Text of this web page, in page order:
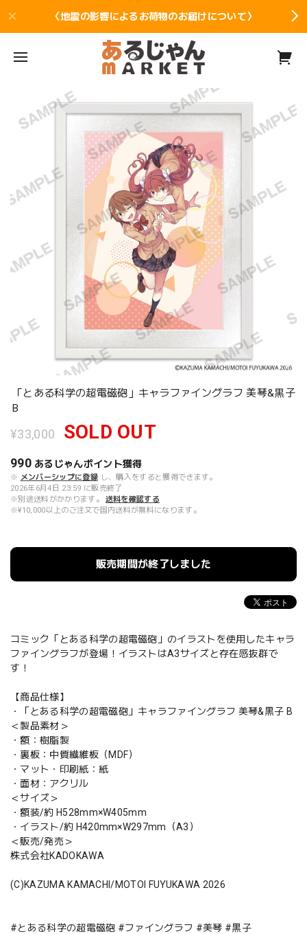
〈地震の影響によるお荷物のお届けについて〉
「とある科学の超電磁砲」キャラファイングラフ 美琴&黒子
B
¥33,000 SOLD OUT
990 あるじゃんポイント獲得
※ メンバーシップに登録 し、購入をすると獲得できます。
2026年6月4日 23:59 に販売終了
※別途送料がかかります。
送料を確認する
※¥10,000以上のご注文で国内送料が無料になります。
販売期間が終了しました
コミック「とある科学の超電磁砲」のイラストを使用したキャラ
ファイングラフが登場！イラストはA3サイズと存在感抜群で
す！
【商品仕様】
・「とある科学の超電磁砲」キャラファイングラフ 美琴&黒子 B
＜製品素材＞
・額：樹脂製
・裏板：中質繊維板（MDF）
・マット・印刷紙：紙
・面材：アクリル
＜サイズ＞
・額装/約 H528mm×W405mm
・イラスト/約 H420mm×W297mm（A3）
＜販売/発売＞
株式会社KADOKAWA
(C)KAZUMA KAMACHI/MOTOI FUYUKAWA 2026
#とある科学の超電磁砲 #ファイングラフ #美琴 #黒子